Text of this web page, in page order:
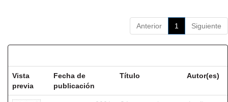
Anterior 1 Siguiente
Vista
previa
Fecha de
publicación
Título Autor(es)